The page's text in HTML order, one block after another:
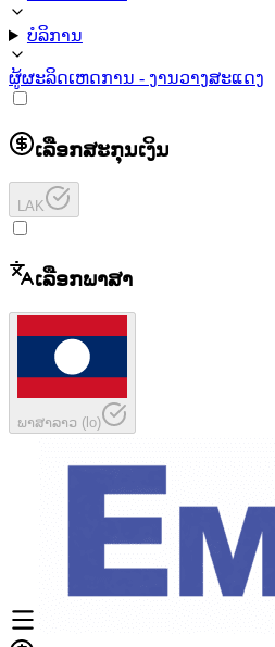
ບໍລິການ
ຜູ້ຜະລິດເຫດການ - ງານວາງສະແດງ
ເລືອກສະກຸນເງິນ
LAK
ເລືອກພາສາ
ພາສາລາວ (lo)